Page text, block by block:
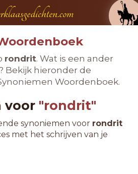
rondrit. Wat is een ander
Bekijk hieronder de
Woordenboek.
voor "rondrit"
synoniemen voor rondrit
met het schrijven van je